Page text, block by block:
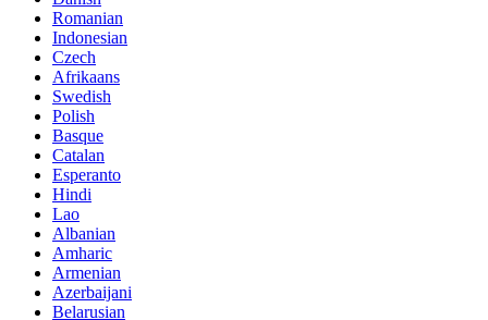
Romanian
Indonesian
Czech
Afrikaans
Swedish
Polish
Basque
Catalan
Esperanto
Hindi
Lao
Albanian
Amharic
Armenian
Azerbaijani
Belarusian